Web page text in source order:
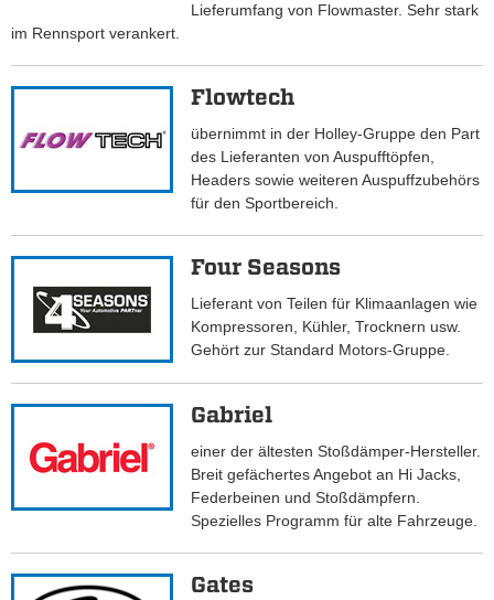
Lieferumfang von Flowmaster. Sehr stark
im Rennsport verankert.
Flowtech
übernimmt in der Holley-Gruppe den Part
des Lieferanten von Auspufftöpfen,
Headers sowie weiteren Auspuffzubehörs
für den Sportbereich.
Four Seasons
Lieferant von Teilen für Klimaanlagen wie
Kompressoren, Kühler, Trocknern usw.
Gehört zur Standard Motors-Gruppe.
Gabriel
einer der ältesten Stoßdämper-Hersteller.
Breit gefächertes Angebot an Hi Jacks,
Federbeinen und Stoßdämpfern.
Spezielles Programm für alte Fahrzeuge.
Gates